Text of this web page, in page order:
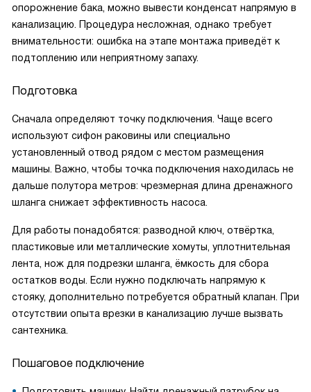
опорожнение бака, можно вывести конденсат напрямую в
канализацию. Процедура несложная, однако требует
внимательности: ошибка на этапе монтажа приведёт к
подтоплению или неприятному запаху.
Подготовка
Сначала определяют точку подключения. Чаще всего
используют сифон раковины или специально
установленный отвод рядом с местом размещения
машины. Важно, чтобы точка подключения находилась не
дальше полутора метров: чрезмерная длина дренажного
шланга снижает эффективность насоса.
Для работы понадобятся: разводной ключ, отвёртка,
пластиковые или металлические хомуты, уплотнительная
лента, нож для подрезки шланга, ёмкость для сбора
остатков воды. Если нужно подключать напрямую к
стояку, дополнительно потребуется обратный клапан. При
отсутствии опыта врезки в канализацию лучше вызвать
сантехника.
Пошаговое подключение